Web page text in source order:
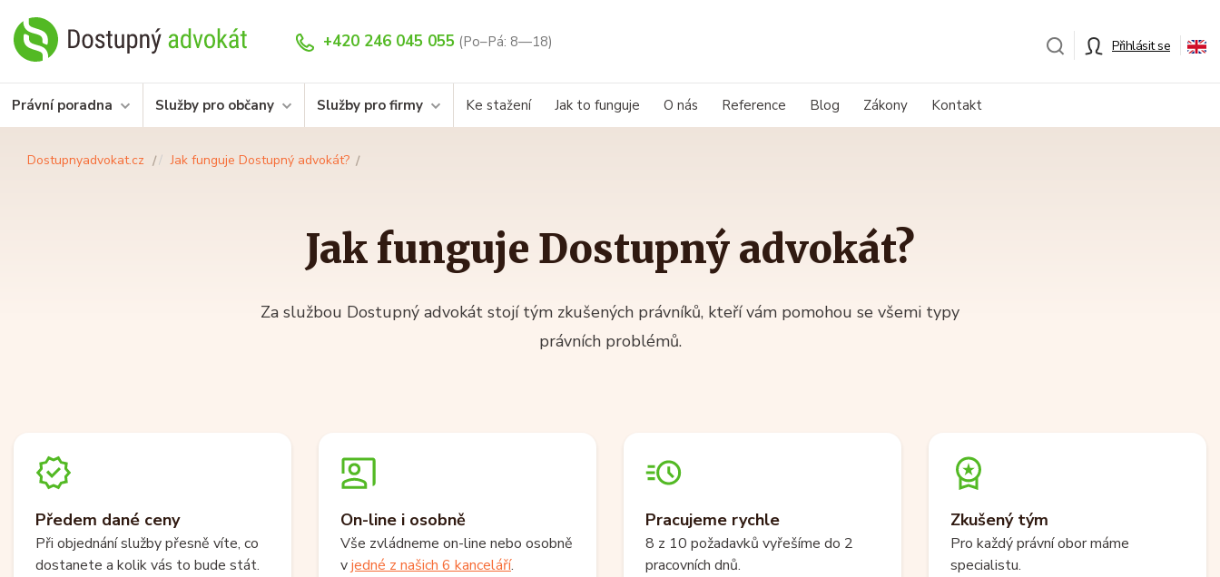
+420 246 045 055 (Po–Pá: 8—18) Přihlásit se
Právní poradna Služby pro občany Služby pro firmy Ke stažení Jak to funguje O nás Reference Blog Zákony Kontakt
Dostupnyadvokat.cz Jak funguje Dostupný advokát?
Jak funguje Dostupný advokát?
Za službou Dostupný advokát stojí tým zkušených právníků, kteří vám pomohou se všemi typy
právních problémů.
Předem dané ceny
Při objednání služby přesně víte, co
dostanete a kolik vás to bude stát.
On-line i osobně
Vše zvládneme on-line nebo osobně
vjedné z našich 6 kanceláří.
Pracujeme rychle
8 z 10 požadavků vyřešíme do 2
pracovních dnů.
Zkušený tým
Pro každý právní obor máme
specialistu.